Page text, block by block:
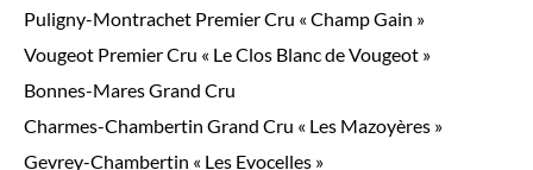
Puligny-Montrachet Premier Cru « Champ Gain »
Vougeot Premier Cru « Le Clos Blanc de Vougeot »
Bonnes-Mares Grand Cru
Charmes-Chambertin Grand Cru « Les Mazoyères »
Gevrey-Chambertin « Les Evocelles »